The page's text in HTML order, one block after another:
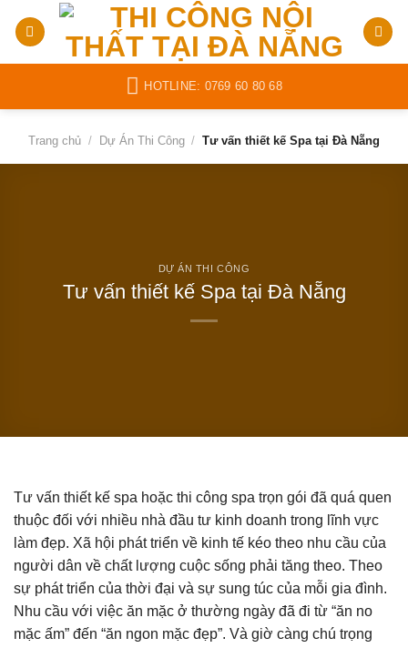
qua
HOTLINE: 0769 60 80 68
Trang chủ / Dự Án Thi Công / Tư vấn thiết kế Spa tại Đà Nẵng
DỰ ÁN THI CÔNG
Tư vấn thiết kế Spa tại Đà Nẵng
Tư vấn thiết kế spa hoặc thi công spa trọn gói đã quá quen
thuộc đối với nhiều nhà đầu tư kinh doanh trong lĩnh vực
làm đẹp. Xã hội phát triển về kinh tế kéo theo nhu cầu của
người dân về chất lượng cuộc sống phải tăng theo. Theo
sự phát triển của thời đại và sự sung túc của mỗi gia đình.
Nhu cầu với việc ăn mặc ở thường ngày đã đi từ “ăn no
mặc ấm” đến “ăn ngon mặc đẹp”. Và giờ càng chú trọng